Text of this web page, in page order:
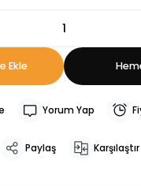
Ekle
Yorum Yap
Paylaş Karşılaştır